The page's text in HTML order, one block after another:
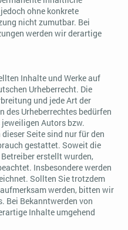
ohne konkrete
nicht zumutbar. Bei
werden wir derartige
Inhalte und Werke auf
Urheberrecht. Die
und jede Art der
des Urheberrechtes bedürfen
Autors bzw.
Seite sind nur für den
gestattet. Soweit die
erstellt wurden,
Insbesondere werden
Sollten Sie trotzdem
werden, bitten wir
Bei Bekanntwerden von
Inhalte umgehend